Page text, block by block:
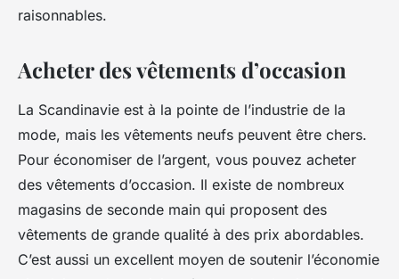
raisonnables.
Acheter des vêtements d’occasion
La Scandinavie est à la pointe de l’industrie de la
mode, mais les vêtements neufs peuvent être chers.
Pour économiser de l’argent, vous pouvez acheter
des vêtements d’occasion. Il existe de nombreux
magasins de seconde main qui proposent des
vêtements de grande qualité à des prix abordables.
C’est aussi un excellent moyen de soutenir l’économie